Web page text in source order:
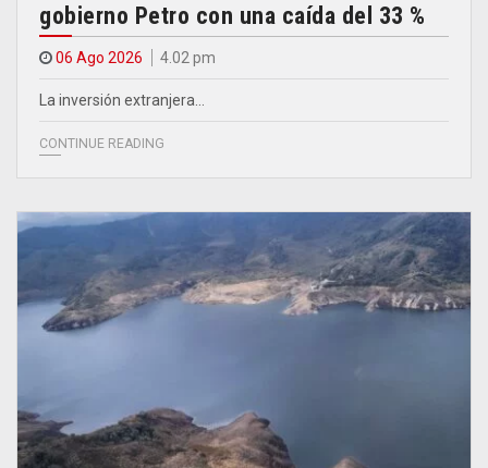
gobierno Petro con una caída del 33 %
06 Ago 2026 4.02 pm
La inversión extranjera…
CONTINUE READING